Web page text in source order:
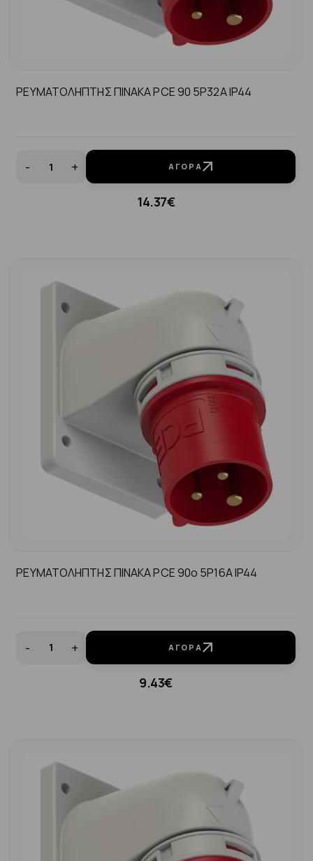
ΡΕΥΜΑΤΟΛΗΠΤΗΣ ΠΙΝΑΚΑ PCE 90 5P32A ΙP44
- + ΑΓΟΡΆ
14.37€
ΡΕΥΜΑΤΟΛΗΠΤΗΣ ΠΙΝΑΚΑ PCE 90ο 5P16A ΙP44
- + ΑΓΟΡΆ
9.43€